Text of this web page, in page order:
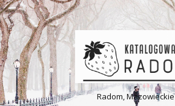
Radom, Mazowieckie